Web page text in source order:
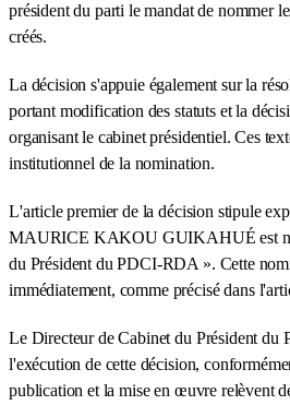
président du parti le mandat de nommer
créés.
La décision s'appuie également sur la
portant modification des statuts et la
organisant le cabinet présidentiel. Ces
institutionnel de la nomination.
L'article premier de la décision stipule
MAURICE KAKOU GUIKAHUÉ est
du Président du PDCI-RDA ». Cette
immédiatement, comme précisé dans
Le Directeur de Cabinet du Président du
l'exécution de cette décision,
publication et la mise en œuvre relèvent